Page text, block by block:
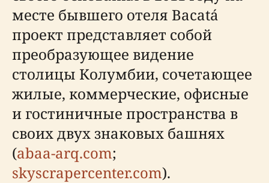
месте бывшего отеля Bacatá
проект представляет собой
преобразующее видение
столицы Колумбии, сочетающее
жилые, коммерческие, офисные
и гостиничные пространства в
своих двух знаковых башнях
(abaa-arq.com;
skyscrapercenter.com).